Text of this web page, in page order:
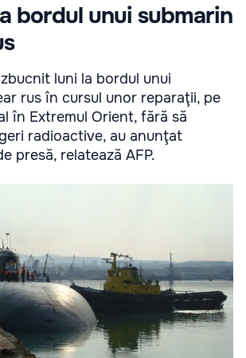
bordul unui submarin
luni la bordul unui
rus în cursul unor reparaţii, pe
în Extremul Orient, fără să
radioactive, au anunţat
presă, relatează AFP.